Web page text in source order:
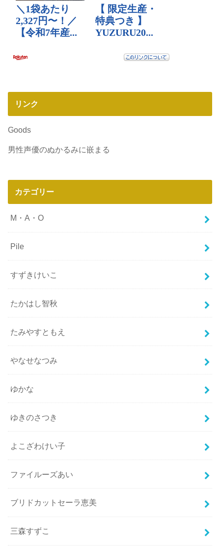
リンク
Goods
男性声優のぬかるみに嵌まる
カテゴリー
M・A・O
Pile
すずきけいこ
たかはし智秋
たみやすともえ
やなせなつみ
ゆかな
ゆきのさつき
よこざわけい子
ファイルーズあい
ブリドカットセーラ恵美
三森すずこ